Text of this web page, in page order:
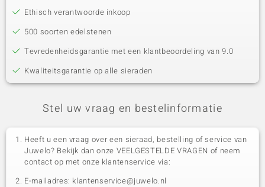
Ethisch verantwoorde inkoop
500 soorten edelstenen
Tevredenheidsgarantie met een klantbeoordeling van 9.0
Kwaliteitsgarantie op alle sieraden
Stel uw vraag en bestelinformatie
Heeft u een vraag over een sieraad, bestelling of service van
Juwelo? Bekijk dan onze VEELGESTELDE VRAGEN of neem
contact op met onze klantenservice via:
E-mailadres: klantenservice@juwelo.nl